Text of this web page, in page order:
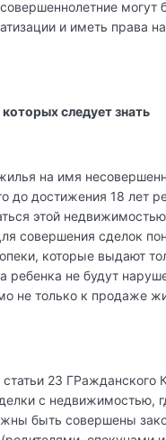
могут
и иметь права
следует знать
на имя
до достижения 18 лет
этой недвижимостью
совершения сделок
которые выдают
ребенка не будут
не только к продаже
статьи 23 ГРажданского
с недвижимостью,
быть совершены